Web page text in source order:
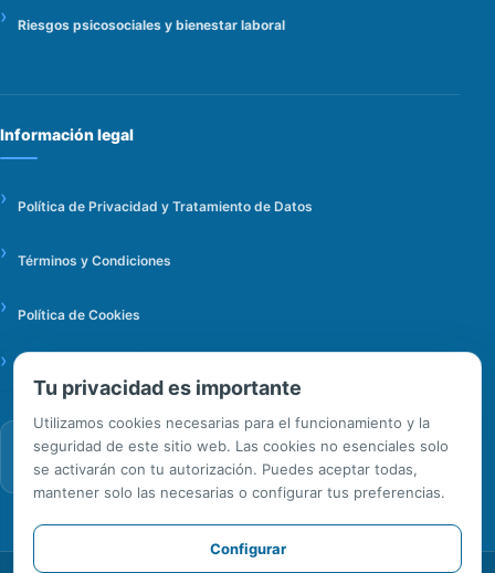
Tu privacidad es importante
Utilizamos cookies necesarias para el funcionamiento y la
seguridad de este sitio web. Las cookies no esenciales solo
se activarán con tu autorización. Puedes aceptar todas,
mantener solo las necesarias o configurar tus preferencias.
Configurar
Riesgos psicosociales y bienestar laboral
Información legal
Política de Privacidad y Tratamiento de Datos
Términos y Condiciones
Política de Cookies
La información personal y médico-legal se gestiona con acceso
restringido y deber de confidencialidad.